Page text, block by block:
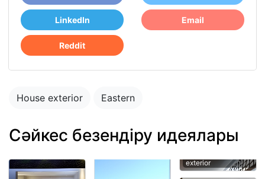
LinkedIn Email
Reddit
House exterior Eastern
Сәйкес безендіру идеялары
exterior